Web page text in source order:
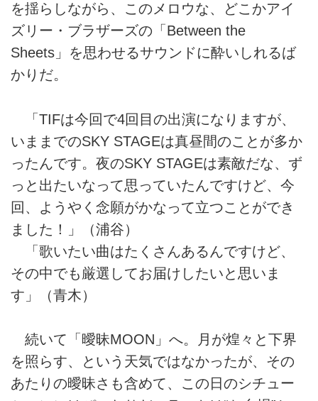
を揺らしながら、このメロウな、どこかアイ
ズリー・ブラザーズの「Between the
Sheets」を思わせるサウンドに酔いしれるば
かりだ。
「TIFは今回で4回目の出演になりますが、
いままでのSKY STAGEは真昼間のことが多か
ったんです。夜のSKY STAGEは素敵だな、ず
っと出たいなって思っていたんですけど、今
回、ようやく念願がかなって立つことができ
ました！」（浦谷）
「歌いたい曲はたくさんあるんですけど、
その中でも厳選してお届けしたいと思いま
す」（青木）
続いて「曖昧MOON」へ。月が煌々と下界
を照らす、という天気ではなかったが、その
あたりの曖昧さも含めて、この日のシチュー